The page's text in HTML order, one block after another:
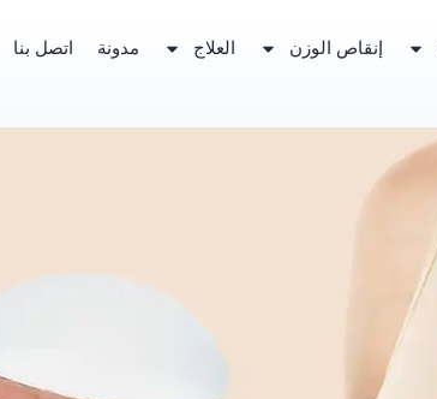
إنقاص الوزن العلاج مدونة اتصل بنا